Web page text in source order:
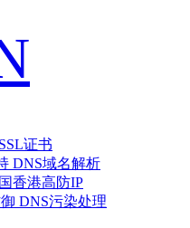
SSL证书
DNS域名解析
香港高防IP
DNS污染处理